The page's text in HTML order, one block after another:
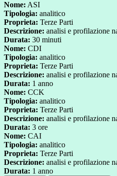
Nome: ASI
Tipologia: analitico
Proprieta: Terze Parti
Descrizione: analisi e profilazione
Durata: 30 minuti
Nome: CDI
Tipologia: analitico
Proprieta: Terze Parti
Descrizione: analisi e profilazione
Durata: 1 anno
Nome: CCK
Tipologia: analitico
Proprieta: Terze Parti
Descrizione: analisi e profilazione
Durata: 3 ore
Nome: CAI
Tipologia: analitico
Proprieta: Terze Parti
Descrizione: analisi e profilazione
Durata: 1 anno